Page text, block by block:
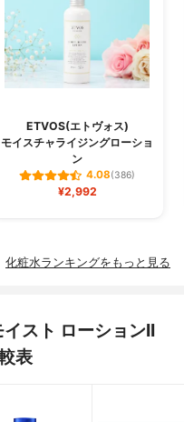
ETVOS(エトヴォス)
モイスチャライジングローショ
ン
4.08(386)
¥2,992
化粧水ランキングをもっと見る
スト ローションII
表